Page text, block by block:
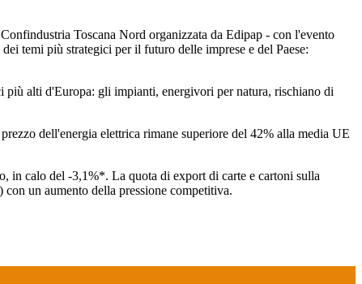
Toscana Nord organizzata da Edipap - con l'evento
temi più strategici per il futuro delle imprese e del Paese:
più alti d'Europa: gli impianti, energivori per natura, rischiano di
dell'energia elettrica rimane superiore del 42% alla media UE
in calo del -3,1%*. La quota di export di carte e cartoni sulla
un aumento della pressione competitiva.